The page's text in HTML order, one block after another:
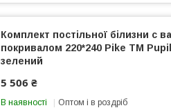
Комплект постільної білизни c
покривалом 220*240 Pike ТМ
зелений
5 506 ₴
В наявності Оптом і в роздріб